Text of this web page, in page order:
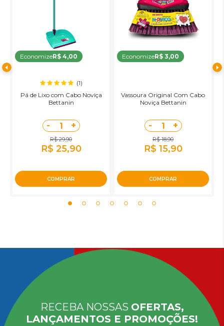
EconomizeR$ 4,00
(1)
Pá de Lixo com Cabo Noviça
Bettanin
- 1 +
R$ 29,90
R$ 25,90
COMPRAR
EconomizeR$ 3,00
Vassoura Original Com Cabo
Noviça Bettanin
- 1 +
R$ 18,90
R$ 15,90
COMPRAR
RECEBA NOSSAS OFERTAS,
LANÇAMENTOS E PROMOÇÕES!